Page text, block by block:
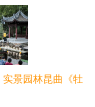
景园林昆曲《牡